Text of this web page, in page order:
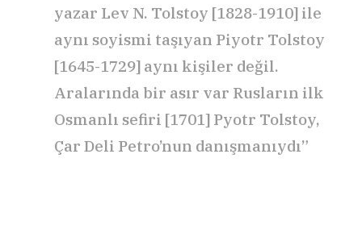
yazar Lev N. Tolstoy [1828-1910] ile
aynı soyismi taşıyan Piyotr Tolstoy
[1645-1729] aynı kişiler değil.
Aralarında bir asır var Rusların ilk
Osmanlı sefiri [1701] Pyotr Tolstoy,
Çar Deli Petro’nun danışmanıydı”